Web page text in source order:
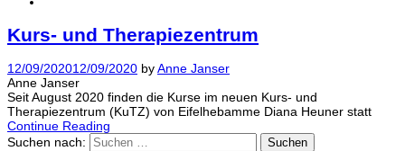
Kurs- und Therapiezentrum
12/09/202012/09/2020 byAnne Janser
Anne Janser
Seit August 2020 finden die Kurse im neuen Kurs- und
Therapiezentrum (KuTZ) von Eifelhebamme Diana Heuner statt
Continue Reading
Suchen nach: